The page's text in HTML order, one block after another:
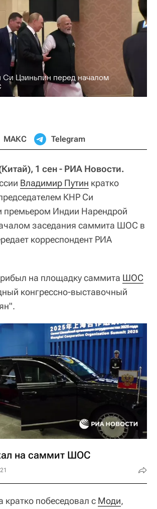
Цзиньпин перед началом
МАКС Telegram
1 сен - РИА Новости.
Владимир Путин кратко
КНР Си
премьером Индии Нарендрой
заседания саммита ШОС в
корреспондент РИА
на площадку саммита ШОС
конгрессно-выставочный
на саммит ШОС
кратко побеседовал с Моди,